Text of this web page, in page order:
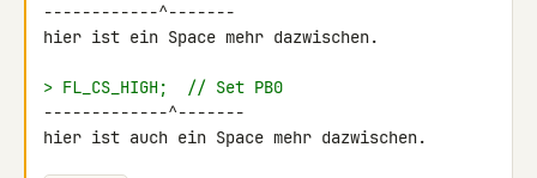
------------^-------
hier ist ein Space mehr dazwischen.
> FL_CS_HIGH;  // Set PB0
-------------^-------
hier ist auch ein Space mehr dazwischen.